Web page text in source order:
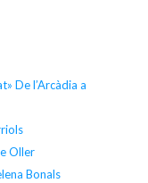
De l’Arcàdia a
Oller
Bonals